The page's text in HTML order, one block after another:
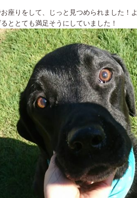
座りをして、じっと見つめられました！
ととても満足そうにしていました！